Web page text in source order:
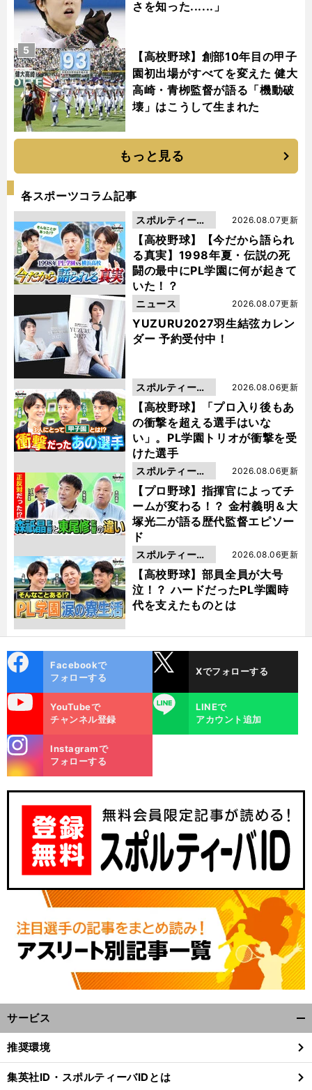
さを知った......」
【高校野球】創部10年目の甲子
園初出場がすべてを変えた 健大
高崎・青栁監督が語る「機動破
壊」はこうして生まれた
5
もっと見る
各スポーツコラム記事
【高校野球】【今だから語られ
る真実】1998年夏・伝説の死
闘の最中にPL学園に何が起きて
いた！？
2026.08.07更新
スポルティーバ
動画
YUZURU2027羽生結弦カレン
ダー 予約受付中！
2026.08.07更新
ニュース
【高校野球】「プロ入り後もあ
の衝撃を超える選手はいな
い」。PL学園トリオが衝撃を受
けた選手
2026.08.06更新
スポルティーバ
動画
【プロ野球】指揮官によってチ
ームが変わる！？ 金村義明＆大
塚光二が語る歴代監督エピソー
ド
2026.08.06更新
スポルティーバ
動画
【高校野球】部員全員が大号
泣！？ ハードだったPL学園時
代を支えたものとは
2026.08.06更新
スポルティーバ
動画
ok
Facebookで
フォローする
Xでフォローする
YouTubeで
チャンネル登録
LINE
LINEで
アカウント追加
m
Instagramで
フォローする
サービス
閉
る
推奨環境
集英社ID・スポルティーバIDとは